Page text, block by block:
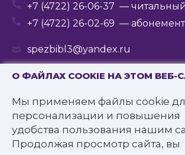
О ФАЙЛАХ COOKIE НА ЭТОМ ВЕБ-
Мы применяем файлы cookie
персонализации и повышения
удобства пользования нашим
Продолжая просмотр сайта, вы
+7 (4722) 26-06-37 — читальный
+7 (4722) 26-02-69 — абонемент
spezbibl3@yandex.ru
© 2016—2022 Государственное
учреждение культуры
«Белгородская государственная